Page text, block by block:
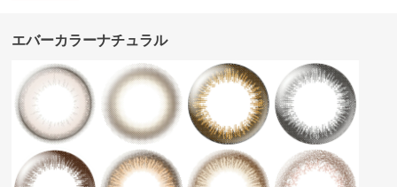
エバーカラーナチュラル